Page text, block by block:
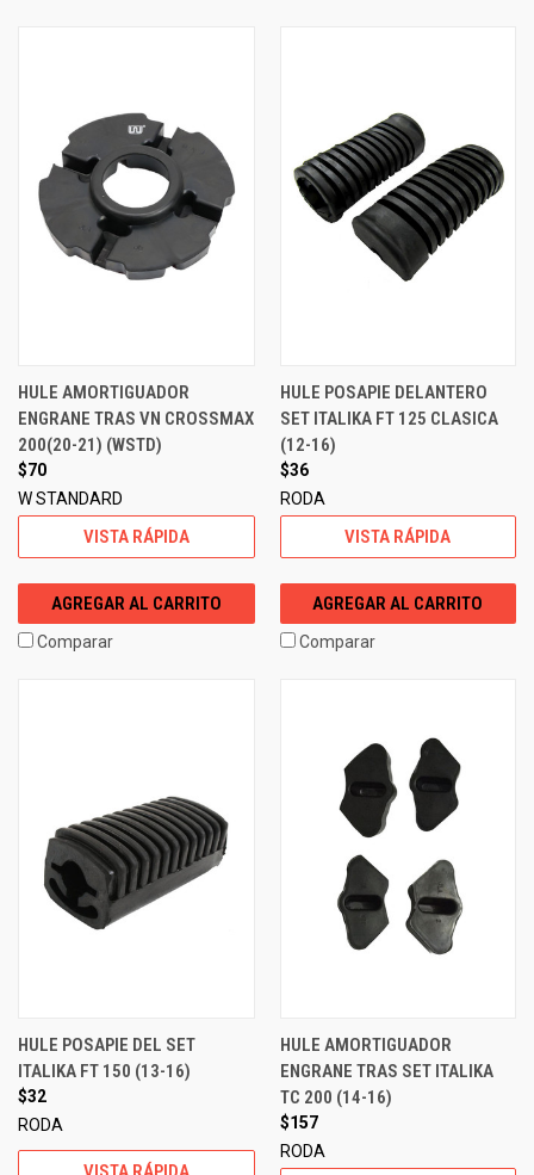
HULE AMORTIGUADOR
ENGRANE TRAS VN CROSSMAX
200(20-21) (WSTD)
$70
W STANDARD
VISTA RÁPIDA
AGREGAR AL CARRITO
Comparar
HULE POSAPIE DELANTERO
SET ITALIKA FT 125 CLASICA
(12-16)
$36
RODA
VISTA RÁPIDA
AGREGAR AL CARRITO
Comparar
HULE POSAPIE DEL SET
ITALIKA FT 150 (13-16)
$32
RODA
HULE AMORTIGUADOR
ENGRANE TRAS SET ITALIKA
TC 200 (14-16)
$157
RODA